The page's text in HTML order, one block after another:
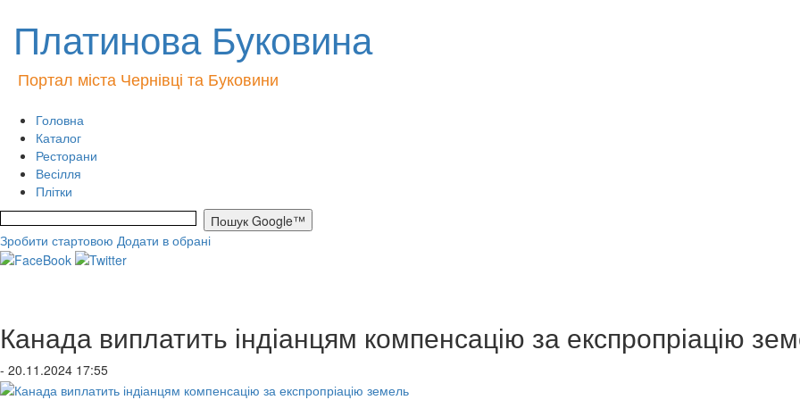
Платинова Буковина
Портал міста Чернівці та Буковини
Головна
Каталог
Ресторани
Весілля
Плітки
Зробити стартовою Додати в обрані
Канада виплатить індіанцям компенсацію за експропріацію
- 20.11.2024 17:55